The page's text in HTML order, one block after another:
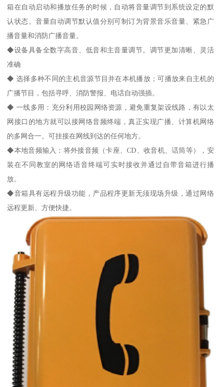
箱在自动启动和播放任务的时候，自动将音量调节到系统设定的默
认状态。音量自动调节默认值分别可制订为背景音乐音量、紧急广
播音量和消防广播音量。
◆设备具备全数字高音、低音和主音量调节。调节更加清晰、灵活
准确
◆ 选择多种不同的主机音源节目并在本机播放；可播放来自主机的
广播节目，包括寻呼、消防警报、电话自动强插。
◆ 一线多用：充分利用校园网络资源，避免重复架设线路，有以太
网接口的地方就可以接网络音频终端，真正实现广播、计算机网络
的多网合一。可挂接在网线到达的任何地方。
◆本地音频输入：将外接音频（卡座、CD、收音机、话筒等），安
装在不同教室的网络语音终端可实时接收并通过自带音箱进行播
放。
◆音箱具有远程升级功能，产品程序更新无须现场升级，通过网络
远程更新、方便快捷。